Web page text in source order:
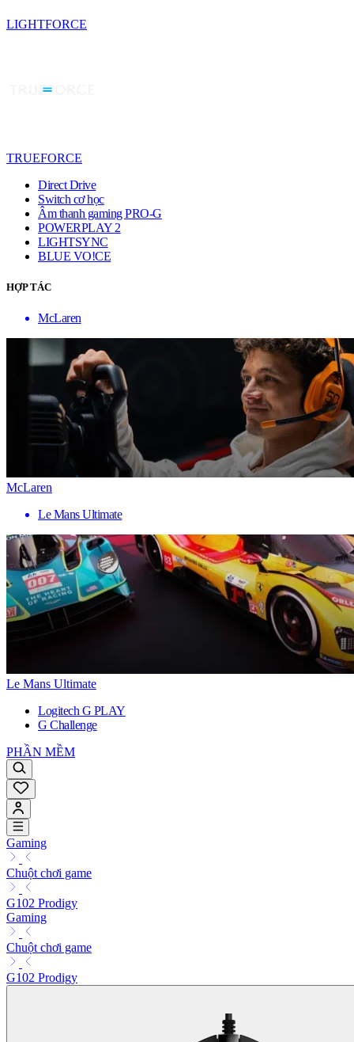
LIGHTFORCE
TRUEFORCE
Direct Drive
Switch cơ học
Âm thanh gaming PRO-G
POWERPLAY 2
LIGHTSYNC
BLUE VO!CE
HỢP TÁC
McLaren
McLaren
Le Mans Ultimate
Le Mans Ultimate
Logitech G PLAY
G Challenge
PHẦN MỀM
Gaming
Chuột chơi game
G102 Prodigy
Gaming
Chuột chơi game
G102 Prodigy